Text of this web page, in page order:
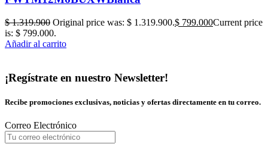
$1.319.900 Original price was: $ 1.319.900.$ 799.000Current price
is: $ 799.000.
Añadir al carrito
¡Regístrate en nuestro Newsletter!
Recibe promociones exclusivas, noticias y ofertas directamente en tu correo.
Correo Electrónico